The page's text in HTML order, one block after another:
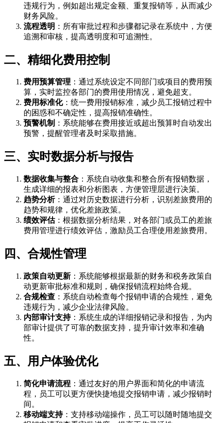
违规行为，例如超出规定金额、重复报销等，从而减少
财务风险。
流程透明 ：所有审批过程和步骤都记录在系统中，方便
追溯和审核，提高透明度和可追溯性。
二、精细化费用控制
费用预算管理 ：通过系统设定不同部门或项目的费用预
算，实时监控各部门的费用使用情况，避免超支。
费用标准化：统一费用报销标准，减少员工报销过程中
的困惑和不确定性，提高报销准确性。
预警机制 ：系统能够在费用接近或超出预算时自动发出
预警，提醒管理者及时采取措施。
三、实时数据分析与报告
数据收集与整合 ：系统自动收集和整合所有报销数据，
生成详细的报表和分析图表，方便管理层进行决策。
趋势分析：通过对历史数据进行分析，识别差旅费用的
趋势和规律，优化差旅政策。
绩效评估：根据数据分析结果，对各部门或员工的差旅
费用管理进行绩效评估，激励员工合理使用差旅费用。
四、合规性管理
政策自动更新 ：系统能够根据最新的财务和税务政策自
动更新审批标准和规则，确保报销流程始终合规。
合规检查 ：系统自动检查每个报销申请的合规性，避免
违规行为，减少企业法律风险。
内部审计支持：系统生成的详细报销记录和报告，为内
部审计提供了可靠的数据支持，提升审计效率和准确
性。
五、用户体验优化
简化申请流程 ：通过友好的用户界面和简化的申请流
程，员工可以更方便快捷地提交报销申请，减少报销时
间。
移动端支持：支持移动端操作，员工可以随时随地提交